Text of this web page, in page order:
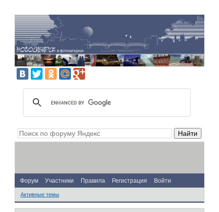
Форум Участники Правила Регистрация Войти
Активные темы